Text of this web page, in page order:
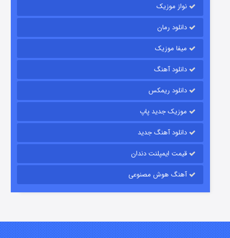
قسمت
قسمت۷ (زیرنویس) منتشر شد
نواز موزیک
دانلود رمان
میفا موزیک
دانلود آهنگ
دانلود ریمکس
موزیک جدید پاپ
دانلود آهنگ جدید
قیمت ایمپلنت دندان
آهنگ هوش مصنوعی